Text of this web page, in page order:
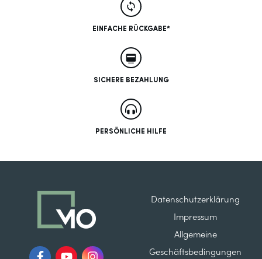
EINFACHE RÜCKGABE*
SICHERE BEZAHLUNG
PERSÖNLICHE HILFE
Datenschutzerklärung
Impressum
Allgemeine
Geschäftsbedingungen